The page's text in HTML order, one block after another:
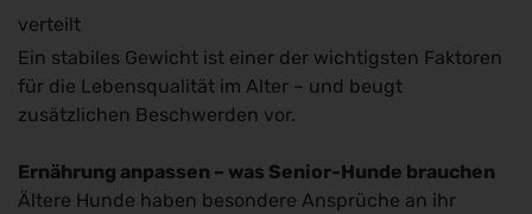
verteilt
Ein stabiles Gewicht ist einer der wichtigsten Faktoren
für die Lebensqualität im Alter – und beugt
zusätzlichen Beschwerden vor.
Ernährung anpassen – was Senior-Hunde brauchen
Ältere Hunde haben besondere Ansprüche an ihr